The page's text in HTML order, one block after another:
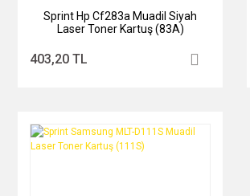
Sprint Hp Cf283a Muadil Siyah
Laser Toner Kartuş (83A)
403,20 TL